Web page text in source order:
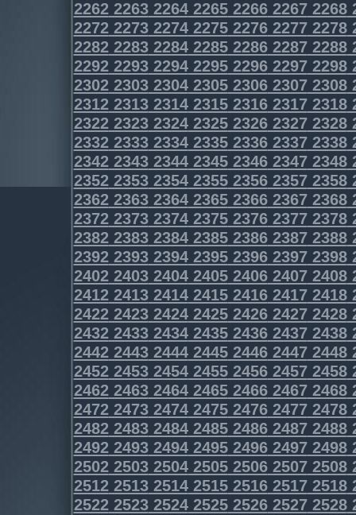
2262226322642265226622672268
2272227322742275227622772278
2282228322842285228622872288
2292229322942295229622972298
2302230323042305230623072308
2312231323142315231623172318
2322232323242325232623272328
2332233323342335233623372338
2342234323442345234623472348
2352235323542355235623572358
2362236323642365236623672368
2372237323742375237623772378
2382238323842385238623872388
2392239323942395239623972398
2402240324042405240624072408
2412241324142415241624172418
2422242324242425242624272428
2432243324342435243624372438
2442244324442445244624472448
2452245324542455245624572458
2462246324642465246624672468
2472247324742475247624772478
2482248324842485248624872488
2492249324942495249624972498
2502250325042505250625072508
2512251325142515251625172518
2522252325242525252625272528